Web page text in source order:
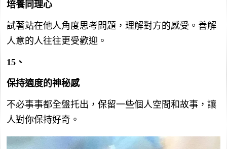
培養同理心
試著站在他人角度思考問題，理解對方的感受。善解
人意的人往往更受歡迎。
15、
保持適度的神秘感
不必事事都全盤托出，保留一些個人空間和故事，讓
人對你保持好奇。